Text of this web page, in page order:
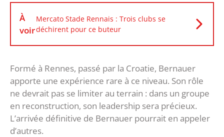
À
voir
Mercato Stade Rennais : Trois clubs se
déchirent pour ce buteur
Formé à Rennes, passé par la Croatie, Bernauer
apporte une expérience rare à ce niveau. Son rôle
ne devrait pas se limiter au terrain : dans un groupe
en reconstruction, son leadership sera précieux.
L’arrivée définitive de Bernauer pourrait en appeler
d’autres.